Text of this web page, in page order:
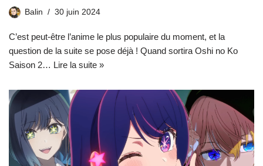
Balin 30 juin 2024
C’est peut-être l’anime le plus populaire du moment, et la
question de la suite se pose déjà ! Quand sortira Oshi no Ko
Saison 2… Lire la suite »